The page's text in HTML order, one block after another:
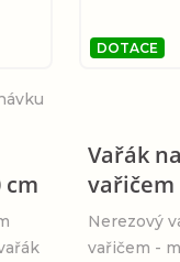
cm
DOTACE
Vařák
vařičem
Nerezový
vařičem -